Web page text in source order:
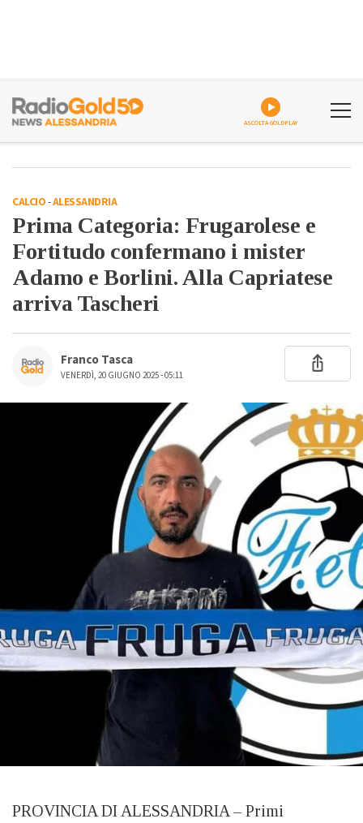
ASCOLTA GOLDPLAY
CALCIO-ALESSANDRIA
Prima Categoria: Frugarolese e
Fortitudo confermano i mister
Adamo e Borlini. Alla Capriatese
arriva Tascheri
Franco Tasca
VENERDÌ, 20 GIUGNO 2025 - 05:11
PROVINCIA DI ALESSANDRIA – Primi